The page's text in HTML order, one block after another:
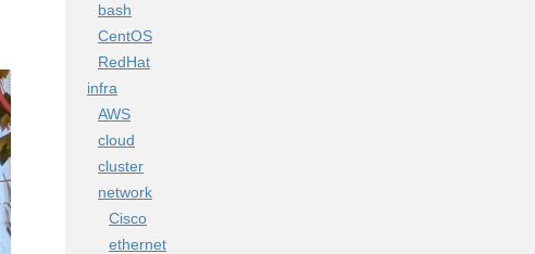
bash
CentOS
RedHat
infra
AWS
cloud
cluster
network
Cisco
ethernet